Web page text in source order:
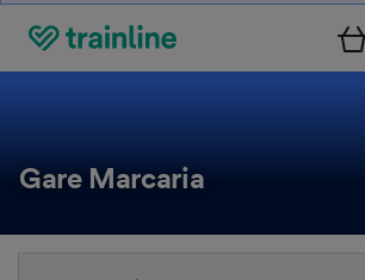
Gare Marcaria